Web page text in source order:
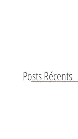
Posts Récents